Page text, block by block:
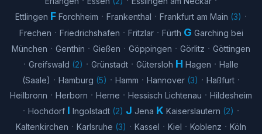
Ettlingen F Forchheim · Frankenthal · Frankfurt am Main (3) ·
Frechen · Friedrichshafen · Fritzlar· Fürth G Garching bei
München · Genthin · Gießen · Göppingen · Görlitz · Göttingen
· Greifswald (2) · Grünstadt · Gütersloh H Hagen · Halle
(Saale) · Hamburg (5) · Hamm · Hannover (3) · Haßfurt ·
Heilbronn · Herborn · Herne · Hessisch Lichtenau · Hildesheim
· Hochdorf I Ingolstadt (2) J Jena K Kaiserslautern (2) ·
Kaltenkirchen · Karlsruhe (3) · Kassel · Kiel · Koblenz · Köln